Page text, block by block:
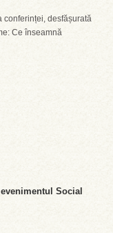
conferinței, desfășurată
Ce înseamnă
Social